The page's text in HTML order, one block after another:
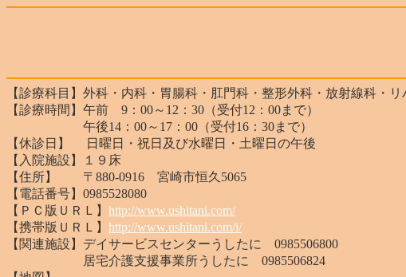
【診療科目】外科・内科・胃腸科・肛門科・整形外科・放射線科・
【診療時間】午前 9：00～12：30（受付12：00まで）
午後14：00～17：00（受付16：30まで）
【休診日】 日曜日・祝日及び水曜日・土曜日の午後
【入院施設】１９床
【住所】 〒880-0916 宮崎市恒久5065
【電話番号】0985528080
【ＰＣ版ＵＲＬ】 http://www.ushitani.com/
【携帯版ＵＲＬ】 http://www.ushitani.com/i/
【関連施設】デイサービスセンターうしたに 0985506800
居宅介護支援事業所うしたに 0985506824